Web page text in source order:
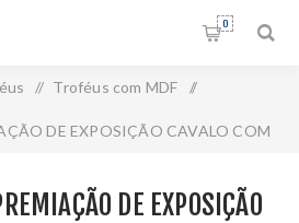
0
/ Troféus com MDF /
DE EXPOSIÇÃO CAVALO COM
DE EXPOSIÇÃO